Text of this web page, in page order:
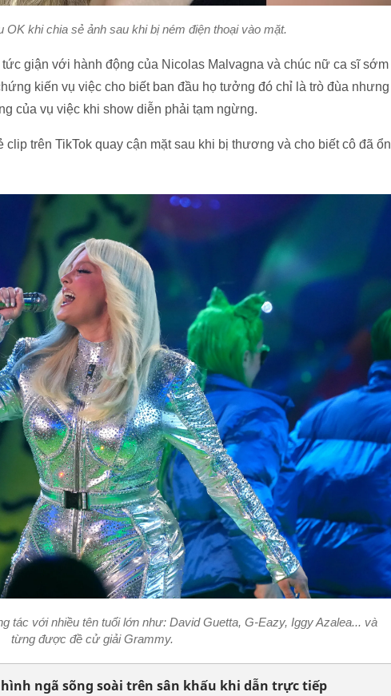
OK khi chia sẻ ảnh sau khi bị ném điện thoại vào mặt.
giận với hành động của Nicolas Malvagna và chúc nữ ca sĩ sớm
kiến vụ việc cho biết ban đầu họ tưởng đó chỉ là trò đùa nhưng
của vụ việc khi show diễn phải tạm ngừng.
clip trên TikTok quay cận mặt sau khi bị thương và cho biết cô đã ổn
tác với nhiều tên tuổi lớn như: David Guetta, G-Eazy, Iggy Azalea... và
từng được đề cử giải Grammy.
ngã sõng soài trên sân khấu khi dẫn trực tiếp